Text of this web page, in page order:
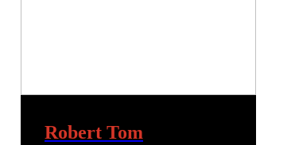
Robert Tom